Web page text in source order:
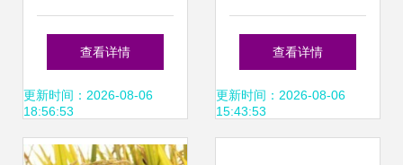
“种业振兴行动方
案”助力农业“芯”发
展
查看详情
更新时间：2026-08-06
18:56:53
ppt课件ppt
查看详情
更新时间：2026-08-06
15:43:53